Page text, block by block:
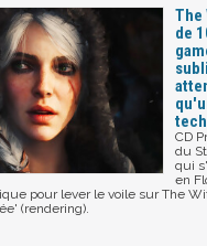
The
de
CD
du
qui
en
pour lever le voile sur The
(rendering).